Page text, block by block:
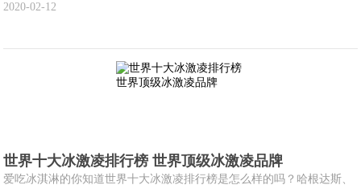
2020-02-12
世界十大冰激凌排行榜 世界顶级冰激凌品牌
爱吃冰淇淋的你知道世界十大冰激凌排行榜是怎么样的吗？哈根达斯、